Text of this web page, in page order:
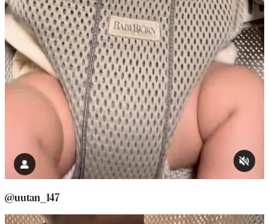
@uutan_147